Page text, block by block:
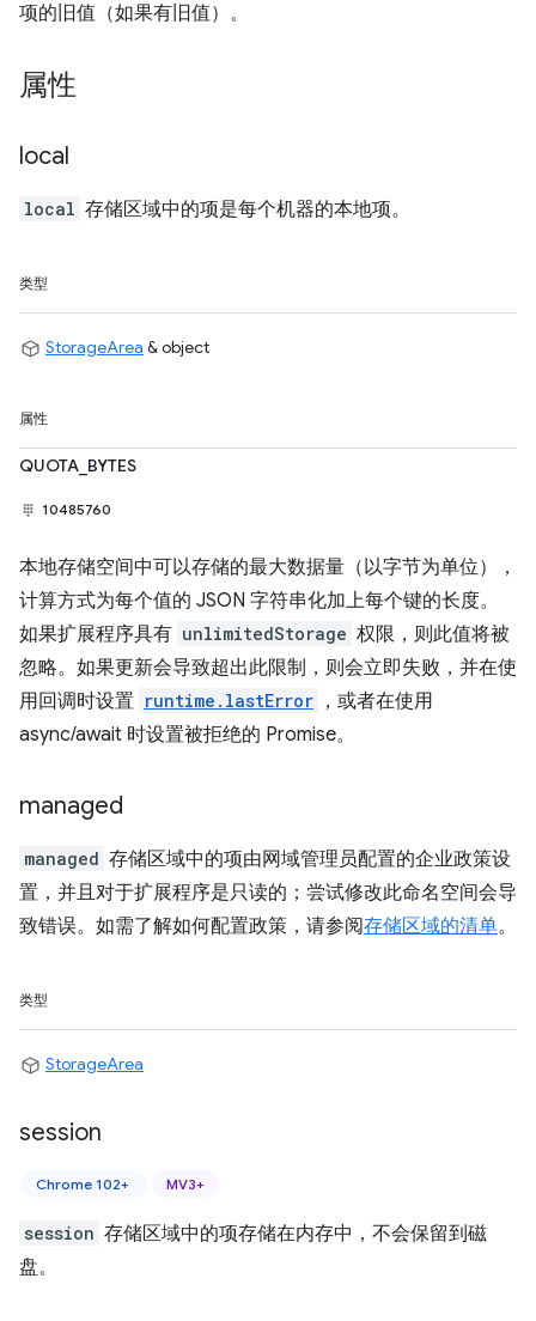
项的旧值（如果有旧值）。
属性
local
local 存储区域中的项是每个机器的本地项。
类型
StorageArea & object
属性
QUOTA_BYTES
10485760
本地存储空间中可以存储的最大数据量（以字节为单位），
计算方式为每个值的 JSON 字符串化加上每个键的长度。
如果扩展程序具有 unlimitedStorage 权限，则此值将被
忽略。如果更新会导致超出此限制，则会立即失败，并在使
用回调时设置 runtime.lastError ，或者在使用
async/await 时设置被拒绝的 Promise。
managed
managed 存储区域中的项由网域管理员配置的企业政策设
置，并且对于扩展程序是只读的；尝试修改此命名空间会导
致错误。如需了解如何配置政策，请参阅存储区域的清单。
类型
StorageArea
session
Chrome 102+ MV3+
session 存储区域中的项存储在内存中，不会保留到磁
盘。